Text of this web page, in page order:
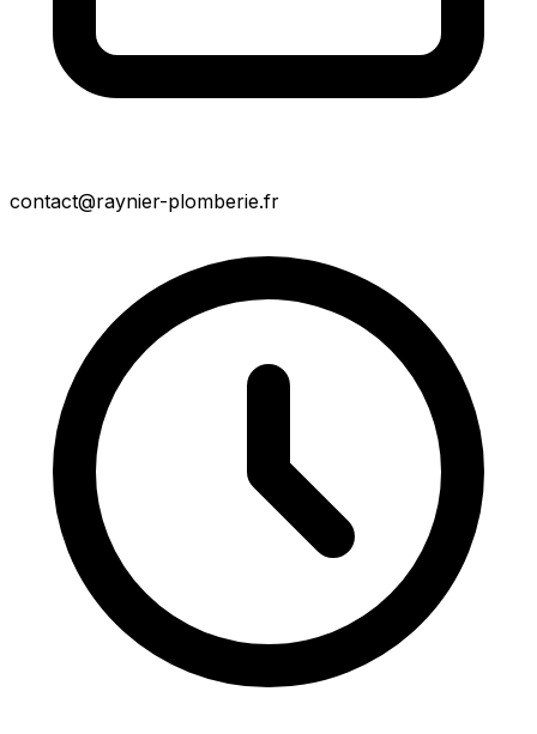
contact@raynier-plomberie.fr